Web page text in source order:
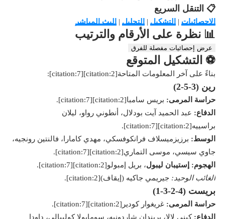
📋 التنقل السريع
الإحصائيات | التشكيل | التحليل | البث المباشر
📊 نظرة على الأرقام والترتيب
عرض إحصائيات مفصلة للفرق
⚽ التشكيل المتوقع
بناءً على آخر المعلومات المتاحة[citation:2][citation:7]:
رين (3-5-2)
حراسة المرمى: بريس سامبا[citation:2][citation:7].
الدفاع: عبد الحميد آيت بودلال، أنطوني رواو، ليلان
براسييه[citation:2][citation:7].
الوسط: برزيزميسلاف فرانكوفسكي، مهدي كامارا، فالنتين رونجيه،
جاوي سيسي، موسى التماري[citation:2][citation:7].
الهجوم:
إستيبان ليبول، بريل إمبولو[citation:2][citation:7].
الغائب الوحيد: جيريمي جاكيه (إيقاف)[citation:2].
بريست (4-2-3-1)
حراسة المرمى: غريغوار كودير[citation:2][citation:7].
الدفاع: كيني لالا، بريندان شاردونيه، سومايولا كوليبالي، داودا